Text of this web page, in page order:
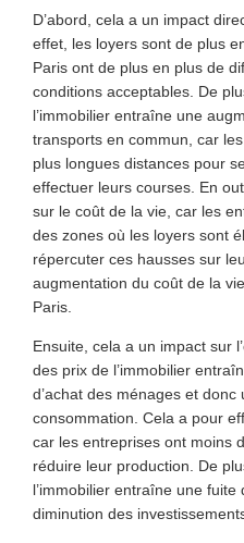
D’abord, cela a un impact
effet, les loyers sont de plus
Paris ont de plus en plus de
conditions acceptables. De
l’immobilier entraîne une
transports en commun, car
plus longues distances pour
effectuer leurs courses. En
sur le coût de la vie, car les
des zones où les loyers sont
répercuter ces hausses sur
augmentation du coût de la
Paris.
Ensuite, cela a un impact sur
des prix de l’immobilier
d’achat des ménages et
consommation. Cela a pour
car les entreprises ont moins
réduire leur production. De
l’immobilier entraîne une
diminution des